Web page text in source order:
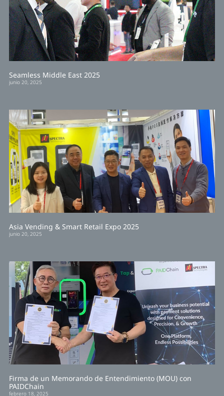
Seamless Middle East 2025
junio 20, 2025
Asia Vending & Smart Retail Expo 2025
junio 20, 2025
Firma de un Memorando de Entendimiento (MOU) con
PAIDChain
febrero 18, 2025